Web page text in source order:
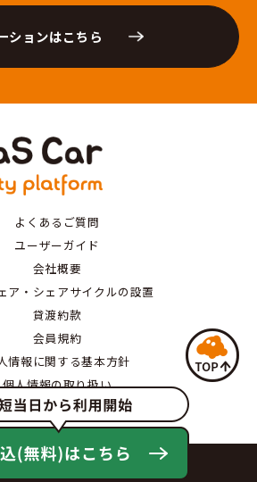
ションはこちら
よくあるご質問
ユーザーガイド
会社概要
ア・シェアサイクルの設置
貸渡約款
会員規約
情報に関する基本方針
個人情報の取り扱い
商取引にもとづく表記
Car All Rights Reserved.